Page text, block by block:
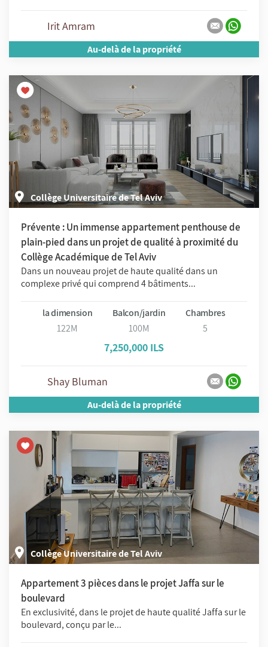
Irit Amram
Au-delà de la propriété
Collège Universitaire de Tel Aviv
Prévente : Un immense appartement penthouse de
plain-pied dans un projet de qualité à proximité du
Collège Académique de Tel Aviv
Dans un nouveau projet de haute qualité dans un
complexe privé qui comprend 4 bâtiments...
la dimension
122M
Balcon/jardin
100M
Chambres
5
7,250,000 ILS
Shay Bluman
Au-delà de la propriété
Collège Universitaire de Tel Aviv
Appartement 3 pièces dans le projet Jaffa sur le
boulevard
En exclusivité, dans le projet de haute qualité Jaffa sur le
boulevard, conçu par le...